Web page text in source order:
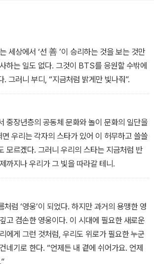
랙핑크까지 / 청바지에 기타 하나, 청춘을 노래
닮은 그대에게 / 노래로 버틴 임희숙의 삶 / 전
나를 만나다 / 희망의 속삭임을 보내요 / 때로
세라 / “우리나라 조선 나라 정다운 나라”
들: 요절 가수 별곡別曲 / 아코디언 명장, 심성
존을 그리며 / 오늘 같은 밤이면의 박정운을
을 기다리며 / 4월에 추모하는 이난영 / 돌아
픔 / 방랑시인 김삿갓처럼 떠나간 명국환 선생
객을 그리며 / 그대여, 내일 또 만납시다 / 밴조
2세, 최리차드
세상에서 ‘선 善 ’이 승리하는 것을 보는 것만
하는 일도 없다. 그것이 BTS를 응원할 수밖에
. 그러니 부디, “지금처럼 밝게만 빛나줘”.
중장년층의 공동체 문화와 놀이 문화의 일단을
우리는 각자의 스타가 있어 이 허무하고 쓸쓸
모르겠다. 그러니 우리의 스타는 지금처럼 반
까지나 우리가 그 빛을 따라갈 테니.
처럼 ‘영웅’이 되었다. 하지만 과거의 용맹한 영
고 겸손한 영웅이다. 이 시대에 필요한 새로운
에게 그런 것처럼, 우리도 위로가 필요한 누군
네기로 한다. “언제든 내 곁에 쉬어가요. 언제